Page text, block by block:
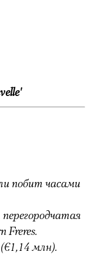
побит часами
Freres.
млн).